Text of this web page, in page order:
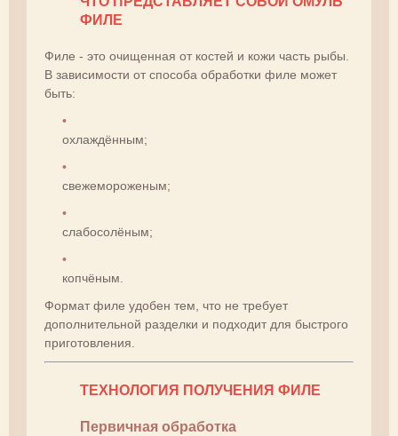
ФИЛЕ
Филе - это очищенная от костей и кожи часть рыбы.
В зависимости от способа обработки филе может
быть:
охлаждённым;
свежемороженым;
слабосолёным;
копчёным.
Формат филе удобен тем, что не требует
дополнительной разделки и подходит для быстрого
приготовления.
ТЕХНОЛОГИЯ ПОЛУЧЕНИЯ ФИЛЕ
Первичная обработка